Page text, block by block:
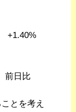
前日比
とを考え